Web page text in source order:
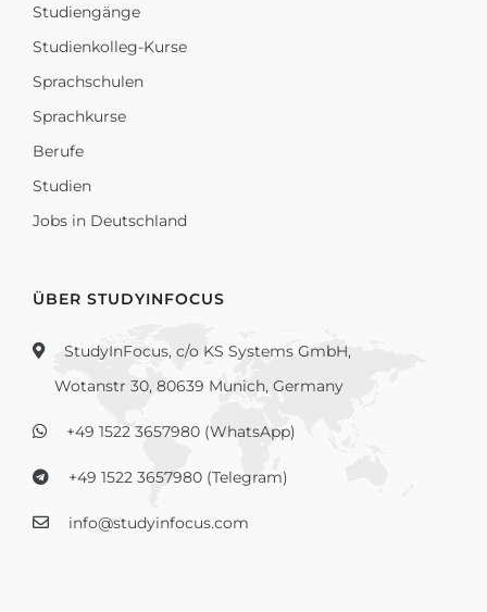
Studiengänge
Studienkolleg-Kurse
Sprachschulen
Sprachkurse
Berufe
Studien
Jobs in Deutschland
ÜBER STUDYINFOCUS
StudyInFocus, c/o KS Systems GmbH,
Wotanstr 30, 80639 Munich, Germany
+49 1522 3657980 (WhatsApp)
+49 1522 3657980 (Telegram)
info@studyinfocus.com